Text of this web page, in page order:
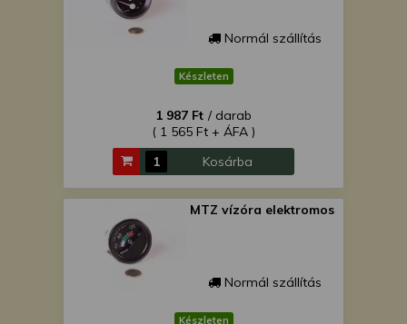
Normál szállítás
Készleten
1 987 Ft / darab
( 1 565 Ft + ÁFA )
Kosárba
MTZ vízóra elektromos
Normál szállítás
Készleten